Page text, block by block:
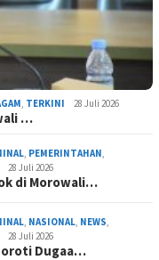
TERKINI 28 Juli 2026
…
PEMERINTAHAN
28 Juli 2026
di Morowali…
NASIONAL NEWS
28 Juli 2026
Dugaa…